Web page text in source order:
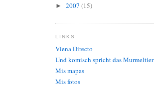
► 2007 (15)
LINKS
Viena Directo
Und komisch spricht das Murmeltier
Mis mapas
Mis fotos